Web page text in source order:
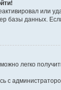
или
данных. Если
легко
с